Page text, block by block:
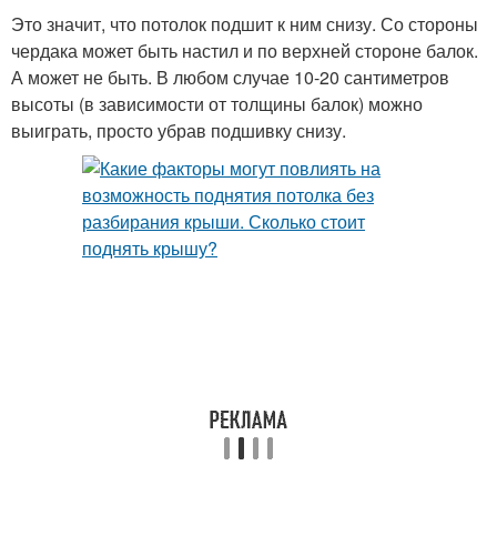
Это значит, что потолок подшит к ним снизу. Со стороны
чердака может быть настил и по верхней стороне балок.
А может не быть. В любом случае 10-20 сантиметров
высоты (в зависимости от толщины балок) можно
выиграть, просто убрав подшивку снизу.